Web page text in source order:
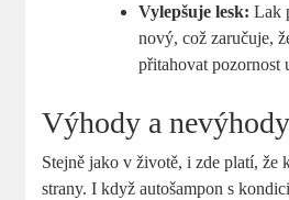
Vylepšuje lesk: Lak
nový, což zaručuje,
přitahovat pozornost
Výhody a nevýhody
Stejně jako v životě, i zde platí, že
strany. I když autošampon s